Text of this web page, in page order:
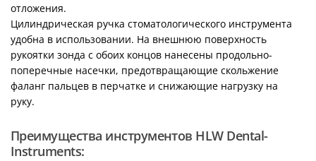
отложения.
Цилиндрическая ручка стоматологического инструмента
удобна в использовании. На внешнюю поверхность
рукоятки зонда с обоих концов нанесены продольно-
поперечные насечки, предотвращающие скольжение
фаланг пальцев в перчатке и снижающие нагрузку на
руку.
Преимущества инструментов HLW Dental-
Instruments: